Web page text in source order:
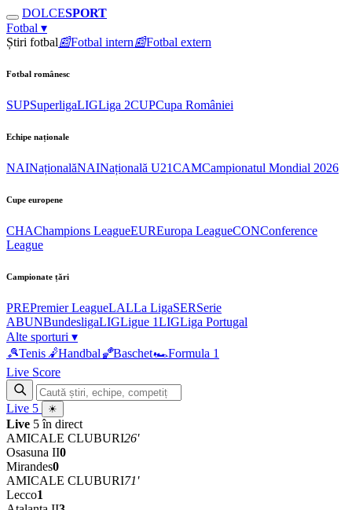
DOLCESPORT
Fotbal ▾
Știri fotbal📰Fotbal intern📰Fotbal extern
Fotbal românesc
SUPSuperligaLIGLiga 2CUPCupa României
Echipe naționale
NAINaționalăNAINațională U21CAMCampionatul Mondial 2026
Cupe europene
CHAChampions LeagueEUREuropa LeagueCONConference
League
Campionate țări
PREPremier LeagueLALLa LigaSERSerie
ABUNBundesligaLIGLigue 1LIGLiga Portugal
Alte sporturi ▾
🎾Tenis 🤾Handbal🏀Baschet🏎Formula 1
Live Score
Live 5 ☀
Live 5 în direct
AMICALE CLUBURI68'
Osasuna II0
Mirandes0
AMICALE CLUBURI71'
Lecco1